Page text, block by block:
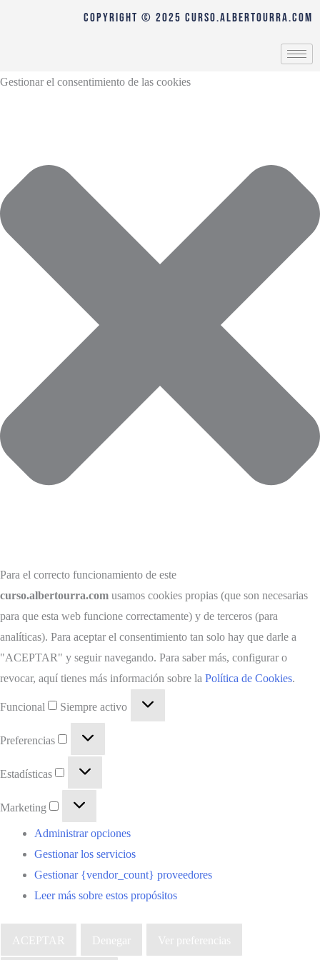
COPYRIGHT © 2025 curso.albertourra.com
Gestionar el consentimiento de las cookies
Para el correcto funcionamiento de este
curso.albertourra.com usamos cookies propias (que son necesarias
para que esta web funcione correctamente) y de terceros (para
analíticas). Para aceptar el consentimiento tan solo hay que darle a
"ACEPTAR" y seguir navegando. Para saber más, configurar o
revocar, aquí tienes más información sobre la Política de Cookies.
Funcional Siempre activo
Preferencias
Estadísticas
Marketing
Administrar opciones
Gestionar los servicios
Gestionar {vendor_count} proveedores
Leer más sobre estos propósitos
ACEPTAR Denegar Ver preferencias